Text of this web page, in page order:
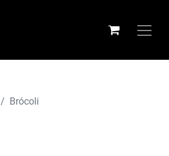
Brócoli